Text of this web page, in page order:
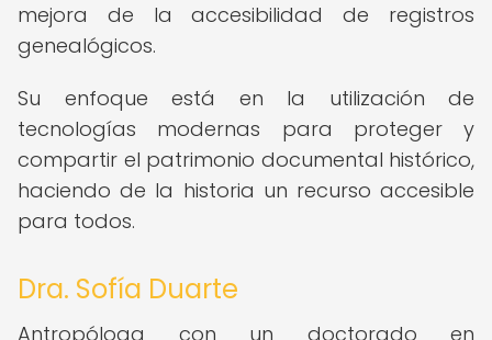
mejora de la accesibilidad de registros
genealógicos.
Su enfoque está en la utilización de
tecnologías modernas para proteger y
compartir el patrimonio documental histórico,
haciendo de la historia un recurso accesible
para todos.
Dra. Sofía Duarte
Antropóloga con un doctorado en